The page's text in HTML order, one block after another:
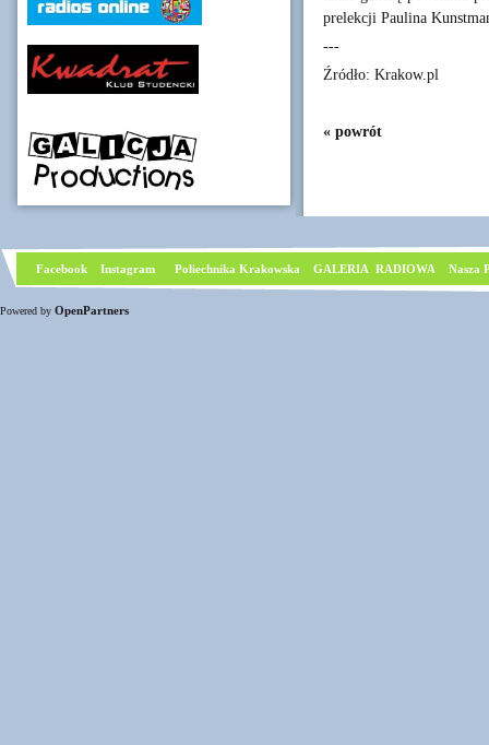
prelekcji Paulina
---
Źródło: Krakow.pl
« powrót
Facebook Instagram Poliechnika Krakowska GALERIA RADIOWA Nasza
Powered by OpenPartners